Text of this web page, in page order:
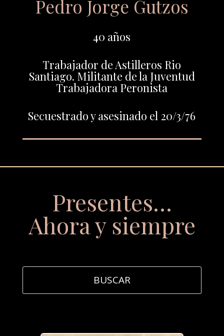
Pedro Jorge Gutzos
40 años
Trabajador de Astilleros Rio
Santiago. Militante de la Juventud
Trabajadora Peronista
Secuestrado y asesinado el 20/3/76
Presentes…
Ahora y siempre